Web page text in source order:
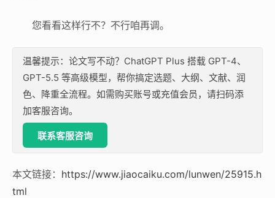
您看看这样行不？不行咱再调。
温馨提示：论文写不动？ChatGPT Plus 搭载 GPT-4、
GPT-5.5 等高级模型，帮你搞定选题、大纲、文献、润
色、降重全流程。如需购买账号或充值会员，请扫码添
加客服咨询。
联系客服咨询
本文链接： https://www.jiaocaiku.com/lunwen/25915.h
tml